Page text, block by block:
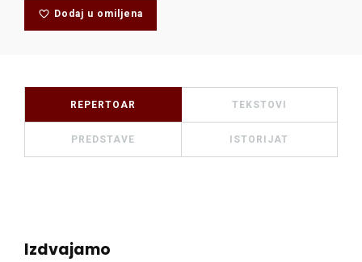
Dodaj u omiljena
REPERTOAR TEKSTOVI
PREDSTAVE ISTORIJAT
Izdvajamo